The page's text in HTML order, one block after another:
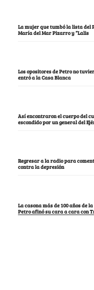
La mujer que tumbó la lista del
María del Mar Pizarro y “Lalis
Los opositores de Petro no
entró a la Casa Blanca
Así encontraron el cuerpo del
escondido por un general del
Regresar a la radio para
contra la depresión
La casona más de 100 años de
Petro afinó su cara a cara con